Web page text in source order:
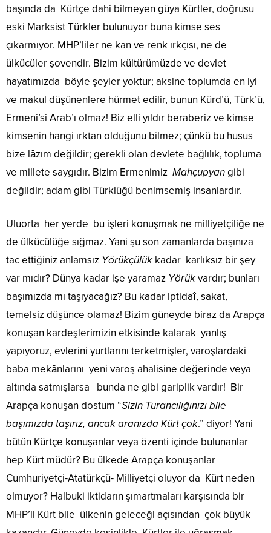
başında da Kürtçe dahi bilmeyen güya Kürtler, doğrusu
eski Marksist Türkler bulunuyor buna kimse ses
çıkarmıyor. MHP’liler ne kan ve renk ırkçısı, ne de
ülkücüler şovendir. Bizim kültürümüzde ve devlet
hayatımızda böyle şeyler yoktur; aksine toplumda en iyi
ve makul düşünenlere hürmet edilir, bunun Kürd’ü, Türk’ü,
Ermeni’si Arab’ı olmaz! Biz elli yıldır beraberiz ve kimse
kimsenin hangi ırktan olduğunu bilmez; çünkü bu husus
bize lâzım değildir; gerekli olan devlete bağlılık, topluma
ve millete saygıdır. Bizim Ermenimiz Mahçupyangibi
değildir; adam gibi Türklüğü benimsemiş insanlardır.
Uluorta her yerde bu işleri konuşmak ne milliyetçiliğe ne
de ülkücülüğe sığmaz. Yani şu son zamanlarda başınıza
tac ettiğiniz anlamsız Yörükçülük kadar karlıksız bir şey
var mıdır? Dünya kadar işe yaramaz Yörükvardır; bunları
başımızda mı taşıyacağız? Bu kadar iptidaî, sakat,
temelsiz düşünce olamaz! Bizim güneyde biraz da Arapça
konuşan kardeşlerimizin etkisinde kalarak yanlış
yapıyoruz, evlerini yurtlarını terketmişler, varoşlardaki
baba mekânlarını yeni varoş ahalisine değerinde veya
altında satmışlarsa bunda ne gibi gariplik vardır! Bir
Arapça konuşan dostum “Sizin Turancılığınızı bile
başımızda taşırız, ancak aranızda Kürt çok.” diyor! Yani
bütün Kürtçe konuşanlar veya özenti içinde bulunanlar
hep Kürt müdür? Bu ülkede Arapça konuşanlar
Cumhuriyetçi-Atatürkçü- Milliyetçi oluyor da Kürt neden
olmuyor? Halbuki iktidarın şımartmaları karşısında bir
MHP’li Kürt bile ülkenin geleceği açısından çok büyük